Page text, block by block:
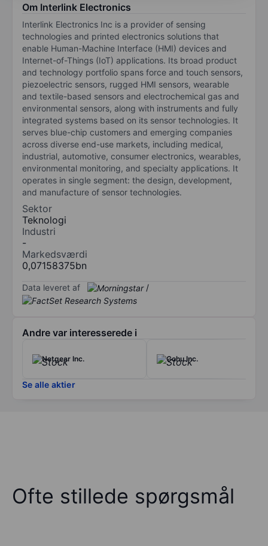
Om Interlink Electronics
Interlink Electronics Inc is a provider of sensing
technologies and printed electronics solutions that
enable Human-Machine Interface (HMI) devices and
Internet-of-Things (IoT) applications. Its broad product
and technology portfolio spans force and touch sensors,
piezoelectric sensors, rugged HMI sensors, wearable
and textile-based sensors and electrochemical gas and
environmental sensors, along with instruments and fully
integrated systems based on its sensor technologies. It
serves blue-chip customers and emerging companies
across diverse end-use markets, including medical,
industrial, automotive, consumer electronics, wearables,
environmental monitoring, and specialty applications. It
operates in single segment: the design, development,
and manufacture of sensor technologies.
Sektor
Teknologi
Industri
-
Markedsværdi
0,07158375bn
Data leveret af /
Andre var interesserede i
Netgear Inc. Cohu Inc.
Se alle aktier
Ofte stillede spørgsmål